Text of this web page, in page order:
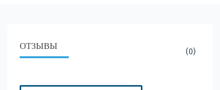
ОТЗЫВЫ
(0)